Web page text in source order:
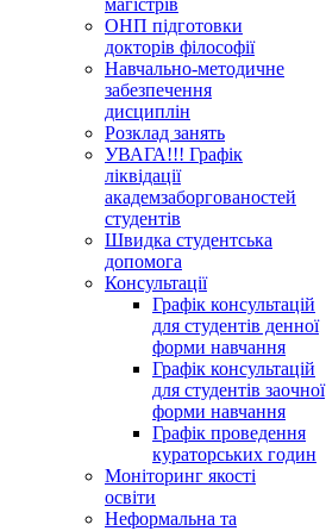
магістрів
ОНП підготовки
докторів філософії
Навчально-методичне
забезпечення
дисциплін
Розклад занять
УВАГА!!! Графік
ліквідації
академзаборгованостей
студентів
Швидка студентська
допомога
Консультації
Графік консультацій
для студентів денної
форми навчання
Графік консультацій
для студентів заочної
форми навчання
Графік проведення
кураторських годин
Моніторинг якості
освіти
Неформальна та